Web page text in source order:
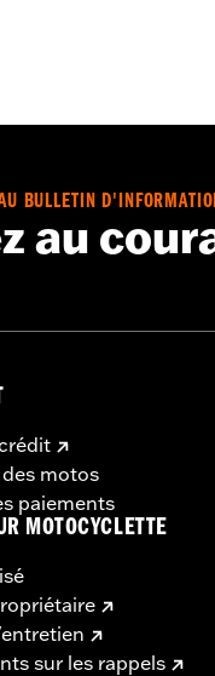
BULLETIN
au
motos
paiements
MOTOCYCLETTE
sur les rappels